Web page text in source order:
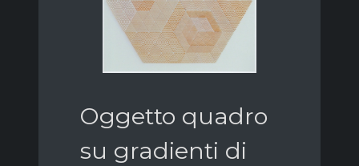
Oggetto quadro
su gradienti di